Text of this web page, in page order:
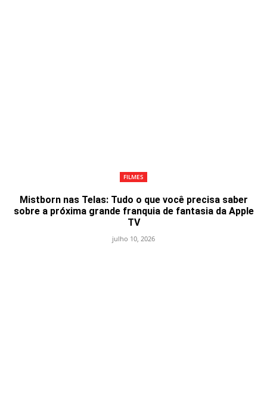
FILMES
Mistborn nas Telas: Tudo o que você precisa saber
sobre a próxima grande franquia de fantasia da Apple
TV
julho 10, 2026